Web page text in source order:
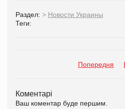
Раздел: > Новости Украины
Теги:
Попередня
Коментарі
Ваш коментар буде першим.